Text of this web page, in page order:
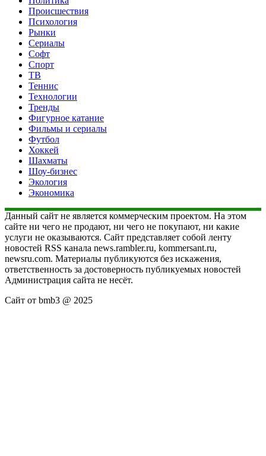
Происшествия
Психология
Рынки
Сериалы
Софт
Спорт
ТВ
Теннис
Технологии
Тренды
Фигурное катание
Фильмы и сериалы
Футбол
Хоккей
Шахматы
Шоу-бизнес
Экология
Экономика
Данный сайт не является коммерческим проектом. На этом
сайте ни чего не продают, ни чего не покупают, ни какие
услуги не оказываются. Сайт представляет собой ленту
новостей RSS канала news.rambler.ru, kommersant.ru,
newsru.com. Материалы публикуются без искажения,
ответственность за достоверность публикуемых новостей
Администрация сайта не несёт.
Сайт от bmb3 @ 2025